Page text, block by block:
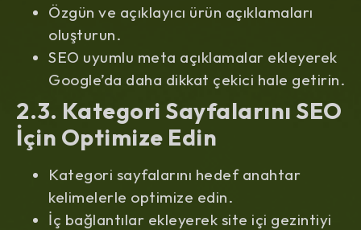
Özgün ve açıklayıcı ürün açıklamaları
oluşturun.
SEO uyumlu meta açıklamalar ekleyerek
Google’da daha dikkat çekici hale getirin.
2.3. Kategori Sayfalarını SEO
İçin Optimize Edin
Kategori sayfalarını hedef anahtar
kelimelerle optimize edin.
İç bağlantılar ekleyerek site içi gezintiyi